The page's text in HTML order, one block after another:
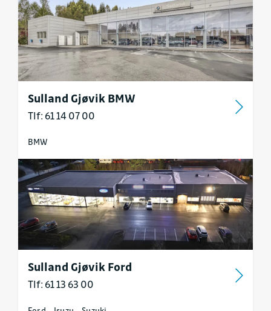
Sulland Gjøvik BMW
Tlf: 61 14 07 00
BMW
Sulland Gjøvik Ford
Tlf: 61 13 63 00